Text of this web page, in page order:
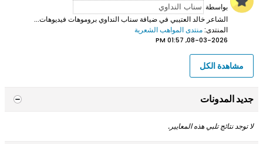
بواسطة
الشاعر خالد العتيبي في ضيافة سناب النداوي بروموهات فيديوهات...
المنتدى:منتدى المواهب الشعرية
08-03-2026, 01:57 PM
مشاهدة الكل
جديد المدونات
لا توجد نتائج تلبي هذه المعايير.